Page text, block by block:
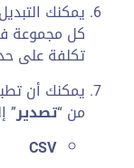
يمكنك
كل مجموعة
تكلفة على
يمكنك أن
من “تصدير”
CSV